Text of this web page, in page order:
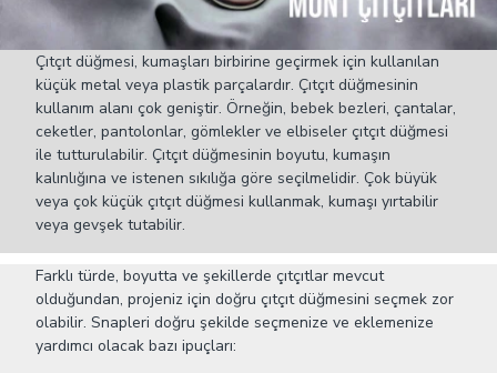
Çıtçıt düğmesi, kumaşları birbirine geçirmek için kullanılan
küçük metal veya plastik parçalardır. Çıtçıt düğmesinin
kullanım alanı çok geniştir. Örneğin, bebek bezleri, çantalar,
ceketler, pantolonlar, gömlekler ve elbiseler çıtçıt düğmesi
ile tutturulabilir. Çıtçıt düğmesinin boyutu, kumaşın
kalınlığına ve istenen sıkılığa göre seçilmelidir. Çok büyük
veya çok küçük çıtçıt düğmesi kullanmak, kumaşı yırtabilir
veya gevşek tutabilir.
Farklı türde, boyutta ve şekillerde çıtçıtlar mevcut
olduğundan, projeniz için doğru çıtçıt düğmesini seçmek zor
olabilir. Snapleri doğru şekilde seçmenize ve eklemenize
yardımcı olacak bazı ipuçları: